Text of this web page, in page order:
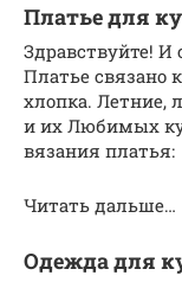
Платье для
Здравствуйте!
Платье связано
хлопка. Летние,
и их Любимых
вязания платья:
Читать дальше…
Одежда для